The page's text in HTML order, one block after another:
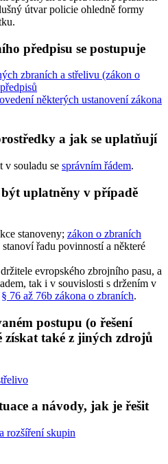
útvar policie ohledně formy
předpisu se postupuje
zbraních a střelivu (zákon o
některých ustanovení zákona
a jak se uplatňují
v souladu se správním řádem.
uplatněny v případě
stanoveny; zákon o zbraních
řadu povinností a některé
evropského zbrojního pasu, a
tak i v souvislosti s držením v
§ 76 až 76b zákona o zbraních.
postupu (o řešení
získat také z jiných zdrojů
a návody, jak je řešit
rozšíření skupin